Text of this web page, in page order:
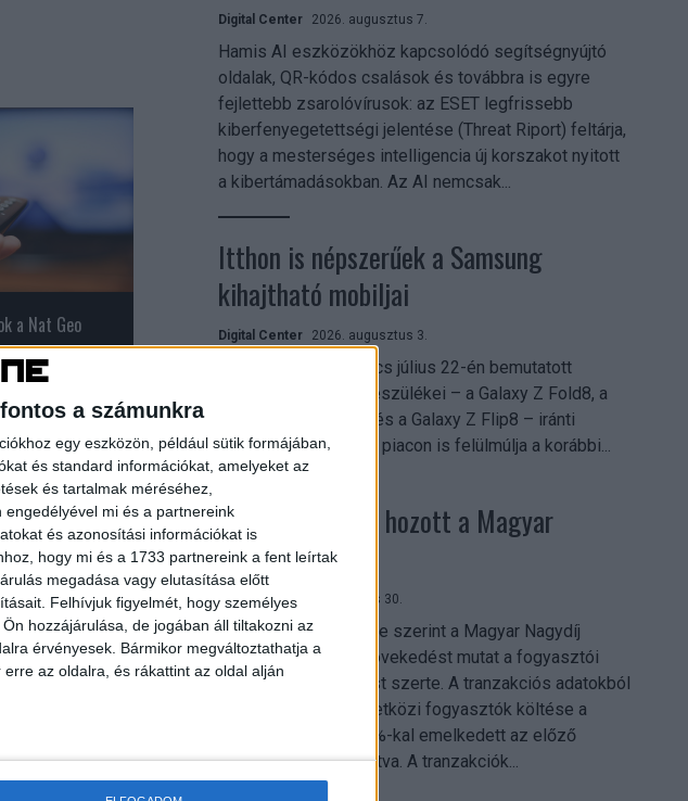
a számunkra
egy eszközön, például sütik formájában,
és standard információkat, amelyeket az
és tartalmak méréséhez,
engedélyével mi és a partnereink
és azonosítási információkat is
hogy mi és a 1733 partnereink a fent leírtak
megadása vagy elutasítása előtt
Felhívjuk figyelmét, hogy személyes
hozzájárulása, de jogában áll tiltakozni az
érvényesek. Bármikor megváltoztathatja a
az oldalra, és rákattint az oldal alján
a Nat Geo
Digital Center 2026. augusztus 7.
Hamis AI eszközökhöz kapcsolódó segítségnyújtó
oldalak, QR-kódos csalások és továbbra is egyre
fejlettebb zsarolóvírusok: az ESET legfrissebb
kiberfenyegetettségi jelentése (Threat Riport) feltárja,
hogy a mesterséges intelligencia új korszakot nyitott
a kibertámadásokban. Az AI nemcsak...
Itthon is népszerűek a Samsung
kihajtható mobiljai
Digital Center 2026. augusztus 3.
A Samsung Electronics július 22-én bemutatott
legújabb kihajtható készülékei – a Galaxy Z Fold8, a
Galaxy Z Fold8 Ultra és a Galaxy Z Flip8 – iránti
érdeklődés a magyar piacon is felülmúlja a korábbi...
Költési bummot hozott a Magyar
Nagydíj
Digital Center 2026. július 30.
A Revolut közleménye szerint a Magyar Nagydíj
hétvégéje jelentős növekedést mutat a fogyasztói
aktivitásban Budapest szerte. A tranzakciós adatokból
kiderül, hogy a nemzetközi fogyasztók költése a
versenyhétvégén 26%-kal emelkedett az előző
hétvégéhez viszonyítva. A tranzakciók...